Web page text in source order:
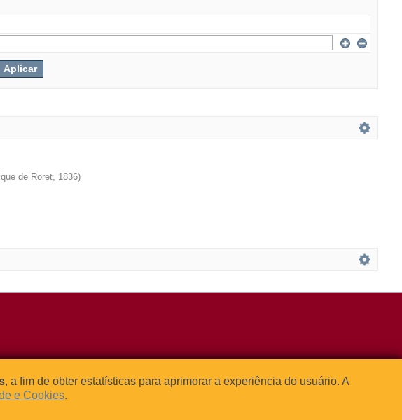
de Roret, 1836)
4195 / (0xx11) 3091-1541
1567
  
, a fim de obter estatísticas para aprimorar a experiência do usuário. A
e Cookies.